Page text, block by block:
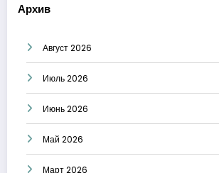
Архив
Август 2026
Июль 2026
Июнь 2026
Май 2026
Март 2026